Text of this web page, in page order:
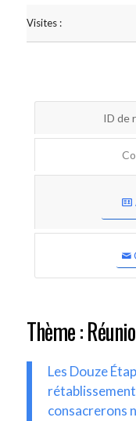
Visites :
ID de
Thème :
Les Douze
consacrerons